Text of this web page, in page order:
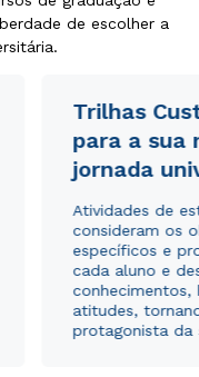
de escolher a
Trilhas
para a sua
jornada
Atividades de
consideram os
específicos e
cada aluno e
conhecimentos,
atitudes,
protagonista da